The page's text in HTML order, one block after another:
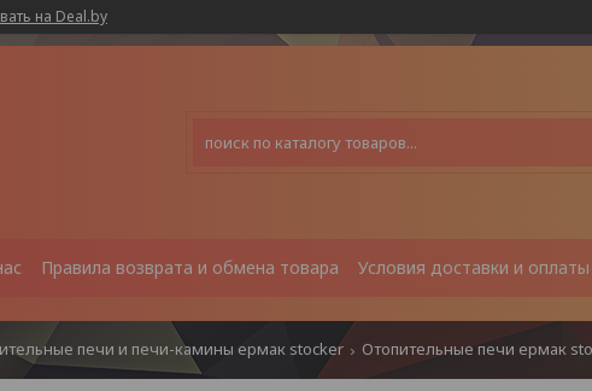
на Deal.by
Правила возврата и обмена товара Условия доставки и оплаты
печи и печи-камины ермак stocker Отопительные печи ермак